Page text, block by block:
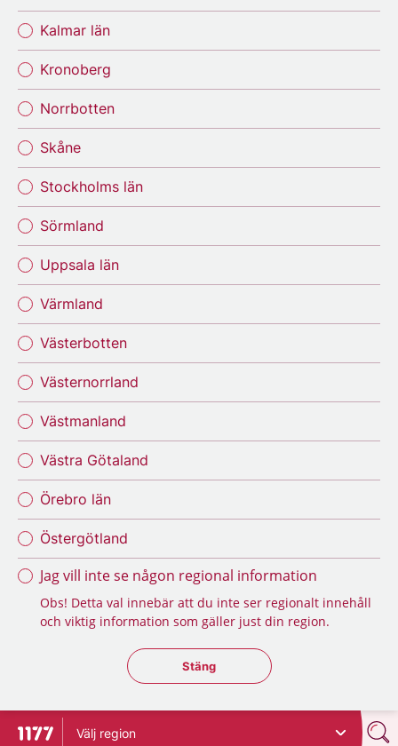
Kalmar län
Kronoberg
Norrbotten
Skåne
Stockholms län
Sörmland
Uppsala län
Värmland
Västerbotten
Västernorrland
Västmanland
Västra Götaland
Örebro län
Östergötland
Jag vill inte se någon regional information
Obs! Detta val innebär att du inte ser regionalt innehåll
och viktig information som gäller just din region.
Stäng regionsväljaren
Stäng
Till startsidan för 1177
Välj region